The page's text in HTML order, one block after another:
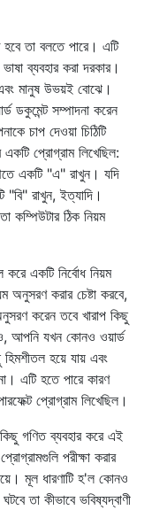
হবে তা বলতে পারে। এটি
ব্যবহার করা দরকার।
মানুষ উভয়ই বোঝে।
ডকুমেন্ট সম্পাদনা করেন
চাপ দেওয়া চিঠিটি
প্রোগ্রাম লিখেছিল:
একটি "এ" রাখুন। যদি
"বি" রাখুন, ইত্যাদি।
কম্পিউটার ঠিক নিয়ম
একটি নির্বোধ নিয়ম
অনুসরণ করার চেষ্টা করবে,
করেন তবে খারাপ কিছু
আপনি যখন কোনও ওয়ার্ড
হিমশীতল হয়ে যায় এবং
এটি হতে পারে কারণ
প্রোগ্রাম লিখেছিল।
গণিত ব্যবহার করে এই
পরীক্ষা করার
মূল ধারণাটি হ'ল কোনও
তা কীভাবে ভবিষ্যদ্বাণী